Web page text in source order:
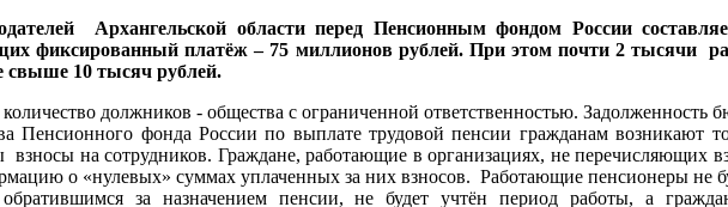
Архангельской области перед Пенсионным фондом России
фиксированный платёж – 75 миллионов рублей. При этом почти 2 тысячи
свыше 10 тысяч рублей.
должников - общества с ограниченной ответственностью. Задолженность
Пенсионного фонда России по выплате трудовой пенсии гражданам возникают
взносы на сотрудников. Граждане, работающие в организациях, не
о «нулевых» суммах уплаченных за них взносов. Работающие пенсионеры не
обратившимся за назначением пенсии, не будет учтён период работы, а